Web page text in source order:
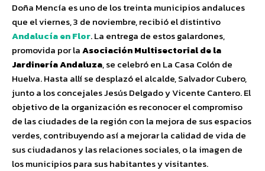
Doña Mencía es uno de los treinta municipios andaluces
que el viernes, 3 de noviembre, recibió el distintivo
Andalucía en Flor. La entrega de estos galardones,
promovida por laAsociación Multisectorial de la
Jardinería Andaluza, se celebró en La Casa Colón de
Huelva. Hasta allí se desplazó el alcalde, Salvador Cubero,
junto a los concejales Jesús Delgado y Vicente Cantero. El
objetivo de la organización es reconocer el compromiso
de las ciudades de la región con la mejora de sus espacios
verdes, contribuyendo así a mejorar la calidad de vida de
sus ciudadanos y las relaciones sociales, o la imagen de
los municipios para sus habitantes y visitantes.